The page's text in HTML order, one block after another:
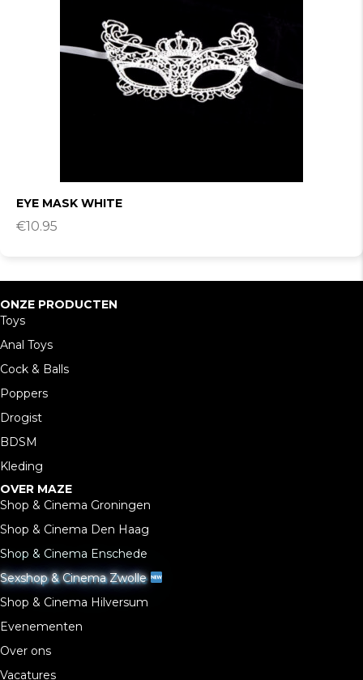
EYE MASK WHITE
€10.95
ONZE PRODUCTEN
Toys
Anal Toys
Cock & Balls
Poppers
Drogist
BDSM
Kleding
OVER MAZE
Shop & Cinema Groningen
Shop & Cinema Den Haag
Shop & Cinema Enschede
Sexshop & Cinema Zwolle
Shop & Cinema Hilversum
Evenementen
Over ons
Vacatures